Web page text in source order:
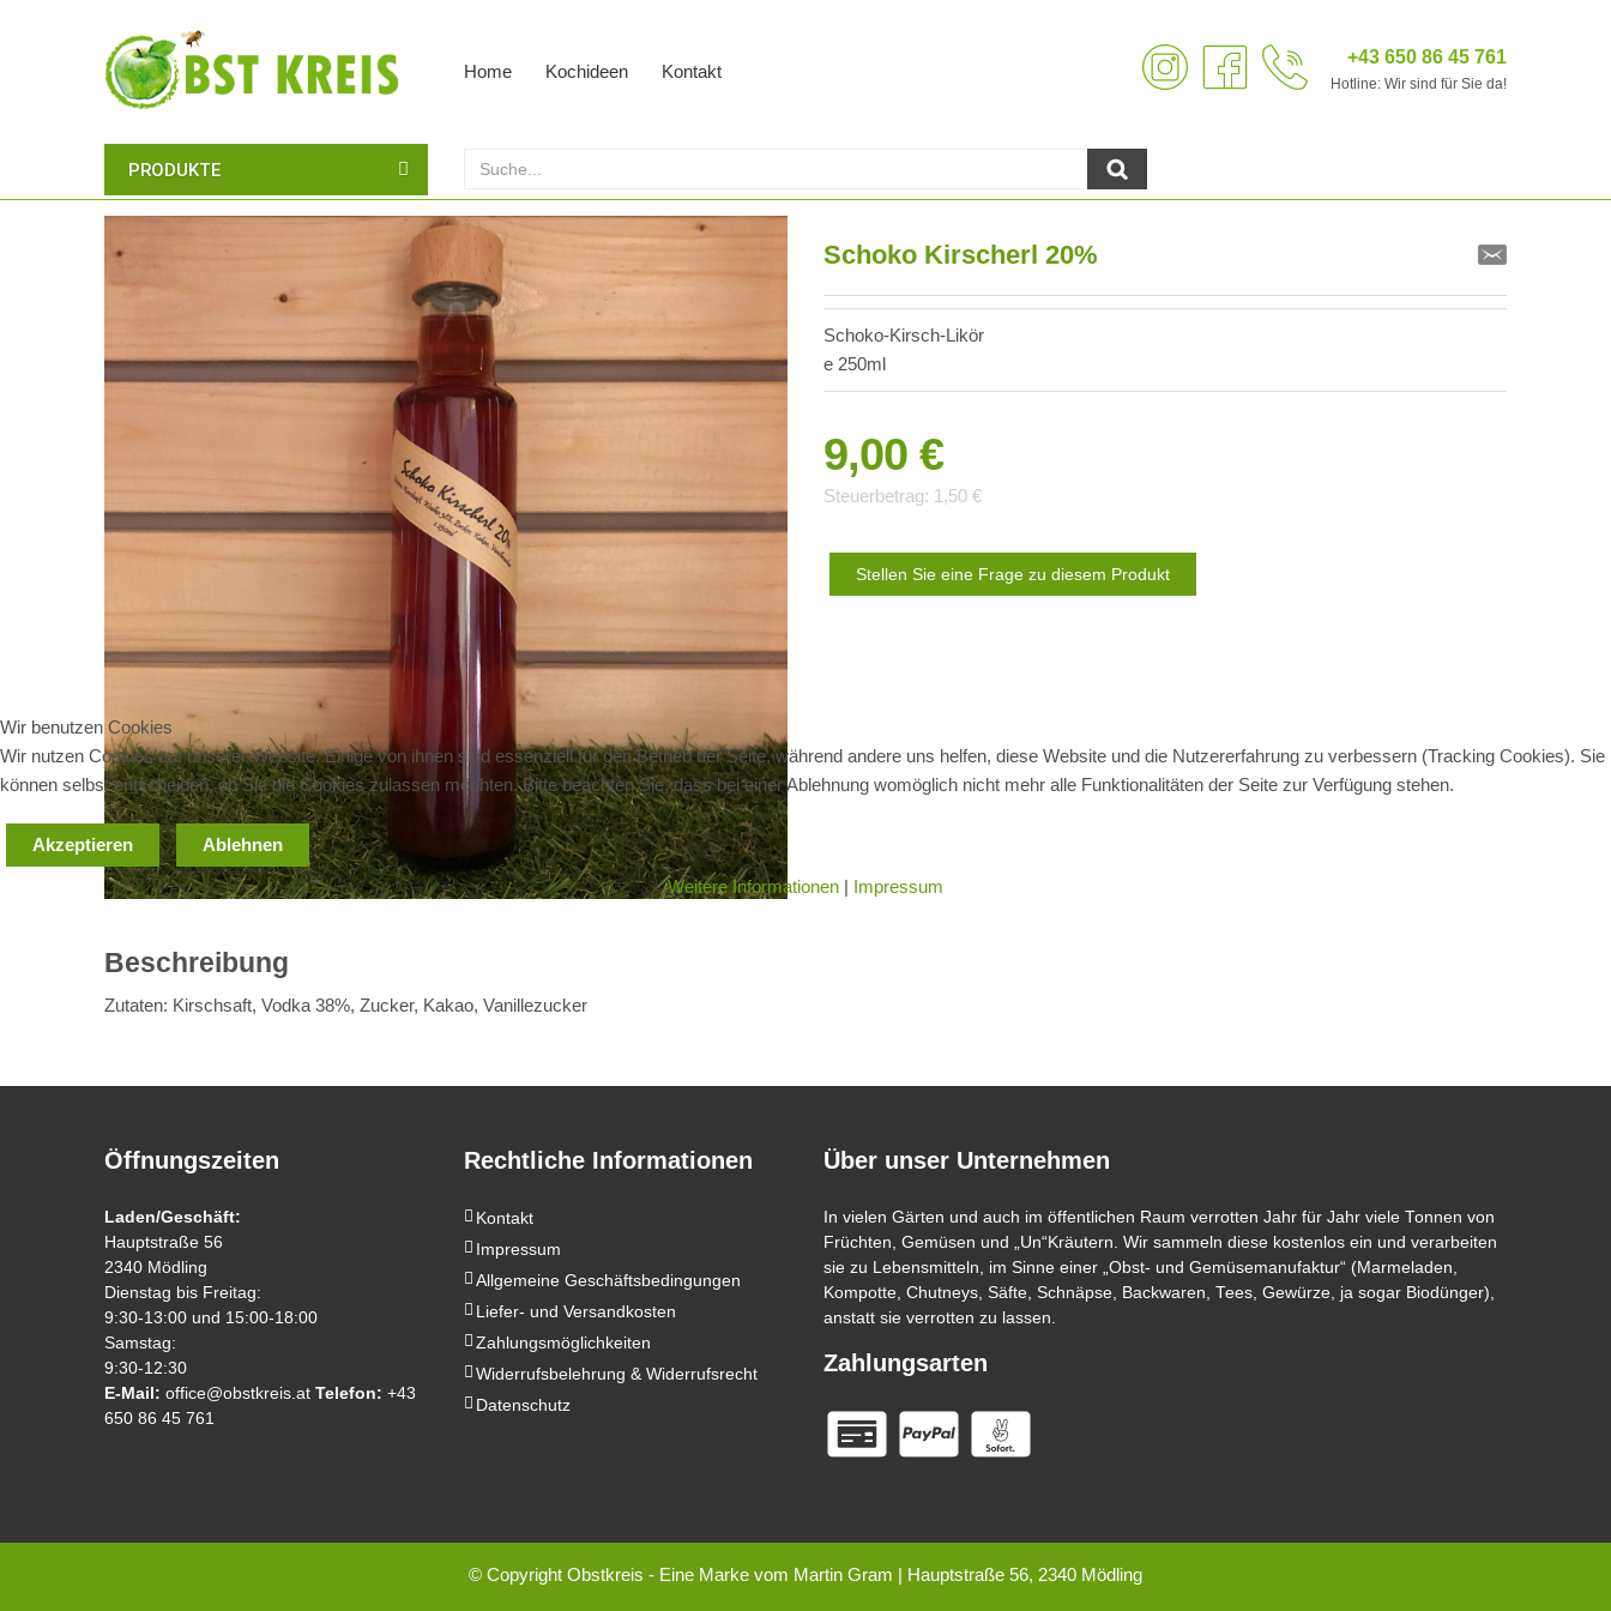
Home Kochideen Kontakt
+43 650 86 45 761
Hotline: Wir sind für Sie da!
PRODUKTE
Schoko Kirscherl 20%
Schoko-Kirsch-Likör
e 250ml
9,00 €
Steuerbetrag: 1,50 €
Stellen Sie eine Frage zu diesem Produkt
Beschreibung
Zutaten: Kirschsaft, Vodka 38%, Zucker, Kakao, Vanillezucker
Öffnungszeiten
Laden/Geschäft:
Hauptstraße 56
2340 Mödling
Dienstag bis Freitag:
9:30-13:00 und 15:00-18:00
Samstag:
9:30-12:30
E-Mail: office@obstkreis.at Telefon: +43
650 86 45 761
Rechtliche Informationen
Kontakt
Impressum
Allgemeine Geschäftsbedingungen
Liefer- und Versandkosten
Zahlungsmöglichkeiten
Widerrufsbelehrung & Widerrufsrecht
Datenschutz
Über unser Unternehmen
In vielen Gärten und auch im öffentlichen Raum verrotten Jahr für Jahr viele Tonnen von
Früchten, Gemüsen und „Un“Kräutern. Wir sammeln diese kostenlos ein und verarbeiten
sie zu Lebensmitteln, im Sinne einer „Obst- und Gemüsemanufaktur“ (Marmeladen,
Kompotte, Chutneys, Säfte, Schnäpse, Backwaren, Tees, Gewürze, ja sogar Biodünger),
anstatt sie verrotten zu lassen.
Zahlungsarten
© Copyright Obstkreis - Eine Marke vom Martin Gram | Hauptstraße 56, 2340 Mödling
Wir benutzen Cookies
Wir nutzen Cookies auf unserer Website. Einige von ihnen sind essenziell für den Betrieb der Seite, während andere uns helfen, diese Website und die Nutzererfahrung zu verbessern (Tracking Cookies). Sie
können selbst entscheiden, ob Sie die Cookies zulassen möchten. Bitte beachten Sie, dass bei einer Ablehnung womöglich nicht mehr alle Funktionalitäten der Seite zur Verfügung stehen.
Akzeptieren Ablehnen
Weitere Informationen | Impressum